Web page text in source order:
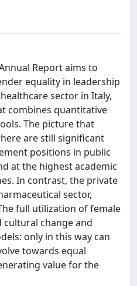
Report aims to
equality in leadership
sector in Italy,
combines quantitative
The picture that
are still significant
positions in public
at the highest academic
In contrast, the private
sector,
full utilization of female
change and
only in this way can
towards equal
value for the